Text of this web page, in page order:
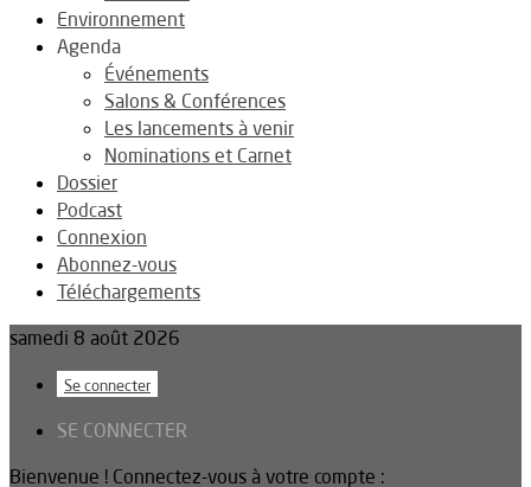
Environnement
Agenda
Événements
Salons & Conférences
Les lancements à venir
Nominations et Carnet
Dossier
Podcast
Connexion
Abonnez-vous
Téléchargements
samedi 8 août 2026
Se connecter
SE CONNECTER
Bienvenue ! Connectez-vous à votre compte :